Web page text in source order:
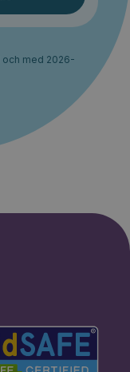
och med 2026-